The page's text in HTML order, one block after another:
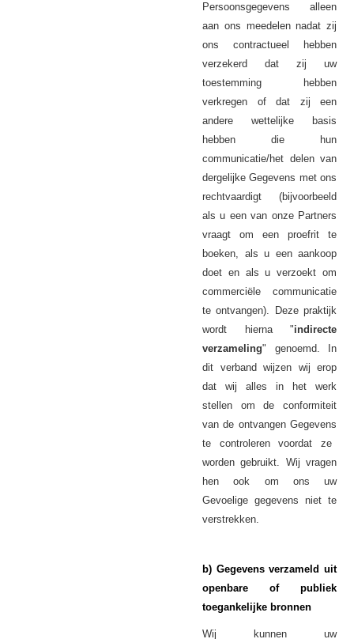
Persoonsgegevens alleen
aan ons meedelen nadat zij
ons contractueel hebben
verzekerd dat zij uw
toestemming hebben
verkregen of dat zij een
andere wettelijke basis
hebben die hun
communicatie/het delen van
dergelijkeGegevens met ons
rechtvaardigt (bijvoorbeeld
als u een van onze Partners
vraagt om een proefrit te
boeken, als u een aankoop
doet en als u verzoekt om
commerciële communicatie
te ontvangen). Deze praktijk
wordt hierna "indirecte
verzameling" genoemd. In
dit verband wijzen wij erop
dat wij alles in het werk
stellen om de conformiteit
van de ontvangen Gegevens
te controleren voordat ze
worden gebruikt. Wij vragen
hen ook om ons uw
Gevoelige gegevens niet te
verstrekken.
b) Gegevens verzameld uit
openbare of publiek
toegankelijke bronnen
Wij kunnen uw